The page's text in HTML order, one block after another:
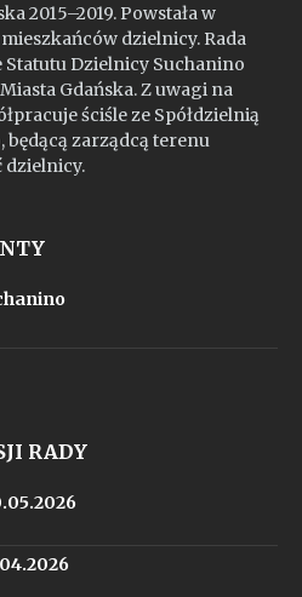
2015–2019. Powstała w
dzielnicy. Rada
Dzielnicy Suchanino
Gdańska. Z uwagi na
ściśle ze Spółdzielnią
zarządcą terenu
dzielnicy.
RADY